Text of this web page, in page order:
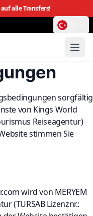
alle Transfers!
sorgfältig
von Kings World
Reiseagentur)
stimmen Sie
wird von MERYEM
(TURSAB Lizenznr.: